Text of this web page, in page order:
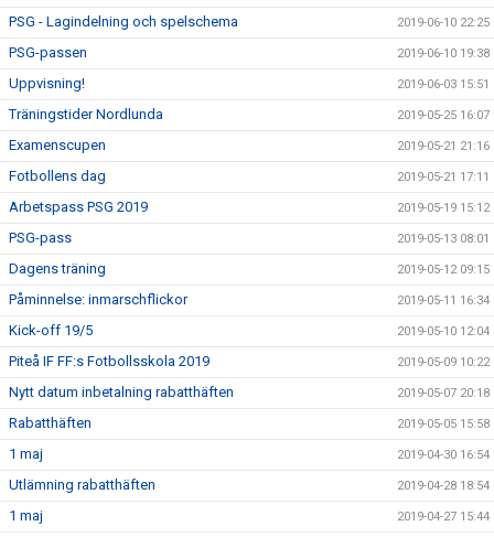
PSG - Lagindelning och spelschema 2019-06-10 22:25
PSG-passen 2019-06-10 19:38
Uppvisning! 2019-06-03 15:51
Träningstider Nordlunda 2019-05-25 16:07
Examenscupen 2019-05-21 21:16
Fotbollens dag 2019-05-21 17:11
Arbetspass PSG 2019 2019-05-19 15:12
PSG-pass 2019-05-13 08:01
Dagens träning 2019-05-12 09:15
Påminnelse: inmarschflickor 2019-05-11 16:34
Kick-off 19/5 2019-05-10 12:04
Piteå IF FF:s Fotbollsskola 2019 2019-05-09 10:22
Nytt datum inbetalning rabatthäften 2019-05-07 20:18
Rabatthäften 2019-05-05 15:58
1 maj 2019-04-30 16:54
Utlämning rabatthäften 2019-04-28 18:54
1 maj 2019-04-27 15:44